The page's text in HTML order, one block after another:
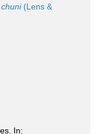
(Lens &
In: